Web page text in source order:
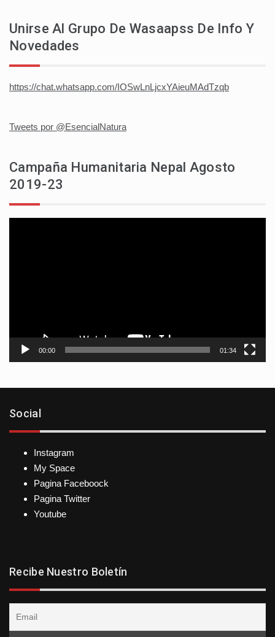
Unirse Al Grupo De Wasaapss De Info Y
Novedades
https://chat.whatsapp.com/IOSwLnLjcxYAieuMAdTzqb
Tweets por @EsencialNatura
Campaña Humanitaria Nepal Agosto
2019-23
00:00 01:34
Social
Instagram
My Space
Pagina Faceboock
Pagina Twitter
Youtube
Recibe Nuestro Boletín